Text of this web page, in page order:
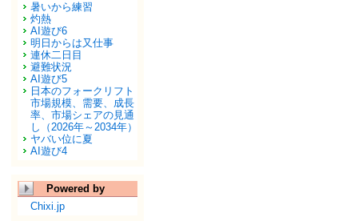
暑いから練習
灼熱
AI遊び6
明日からは又仕事
連休二日目
避難状況
AI遊び5
日本のフォークリフト
市場規模、需要、成長
率、市場シェアの見通
し（2026年～2034年）
ヤバい位に夏
AI遊び4
Powered by
Chixi.jp